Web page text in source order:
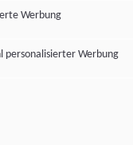
Werbung
personalisierter Werbung